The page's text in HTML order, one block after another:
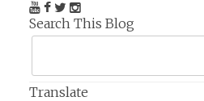
Search This Blog
Translate